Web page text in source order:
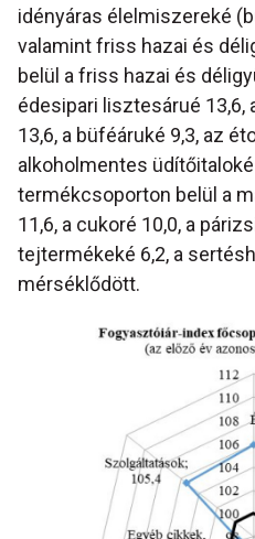
idényáras élelmiszereké
valamint friss hazai és
belül a friss hazai és
édesipari lisztesárué
13,6, a büféáruké 9,3, az
alkoholmentes
termékcsoporton belül a
11,6, a cukoré 10,0, a
tejtermékeké 6,2, a
mérséklődött.